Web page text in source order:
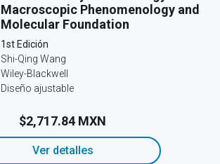
Macroscopic Phenomenology and
Molecular Foundation
1st Edición
Shi-Qing Wang
Wiley-Blackwell
Diseño ajustable
$2,717.84 MXN
Ver detalles